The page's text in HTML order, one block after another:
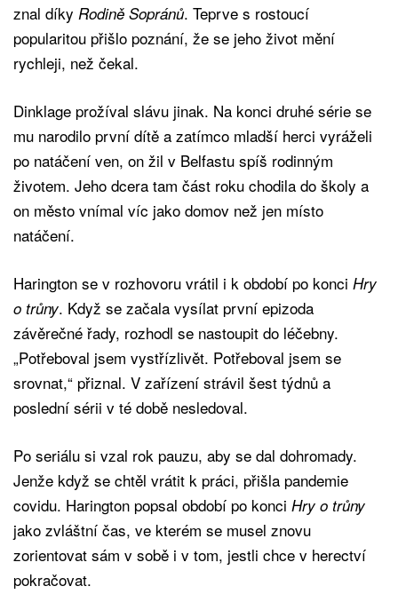
znal díky Rodině Sopránů. Teprve s rostoucí
popularitou přišlo poznání, že se jeho život mění
rychleji, než čekal.
Dinklage prožíval slávu jinak. Na konci druhé série se
mu narodilo první dítě a zatímco mladší herci vyráželi
po natáčení ven, on žil v Belfastu spíš rodinným
životem. Jeho dcera tam část roku chodila do školy a
on město vnímal víc jako domov než jen místo
natáčení.
Harington se v rozhovoru vrátil i k období po konci Hry
o trůny. Když se začala vysílat první epizoda
závěrečné řady, rozhodl se nastoupit do léčebny.
„Potřeboval jsem vystřízlivět. Potřeboval jsem se
srovnat,“ přiznal. V zařízení strávil šest týdnů a
poslední sérii v té době nesledoval.
Po seriálu si vzal rok pauzu, aby se dal dohromady.
Jenže když se chtěl vrátit k práci, přišla pandemie
covidu. Harington popsal období po konci Hry o trůny
jako zvláštní čas, ve kterém se musel znovu
zorientovat sám v sobě i v tom, jestli chce v herectví
pokračovat.